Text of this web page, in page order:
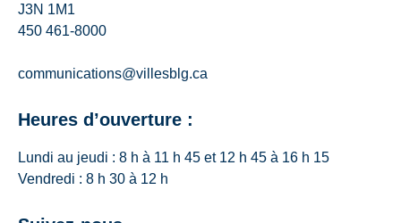
J3N 1M1
450 461-8000
communications@villesblg.ca
Heures d’ouverture :
Lundi au jeudi : 8 h à 11 h 45 et 12 h 45 à 16 h 15
Vendredi : 8 h 30 à 12 h